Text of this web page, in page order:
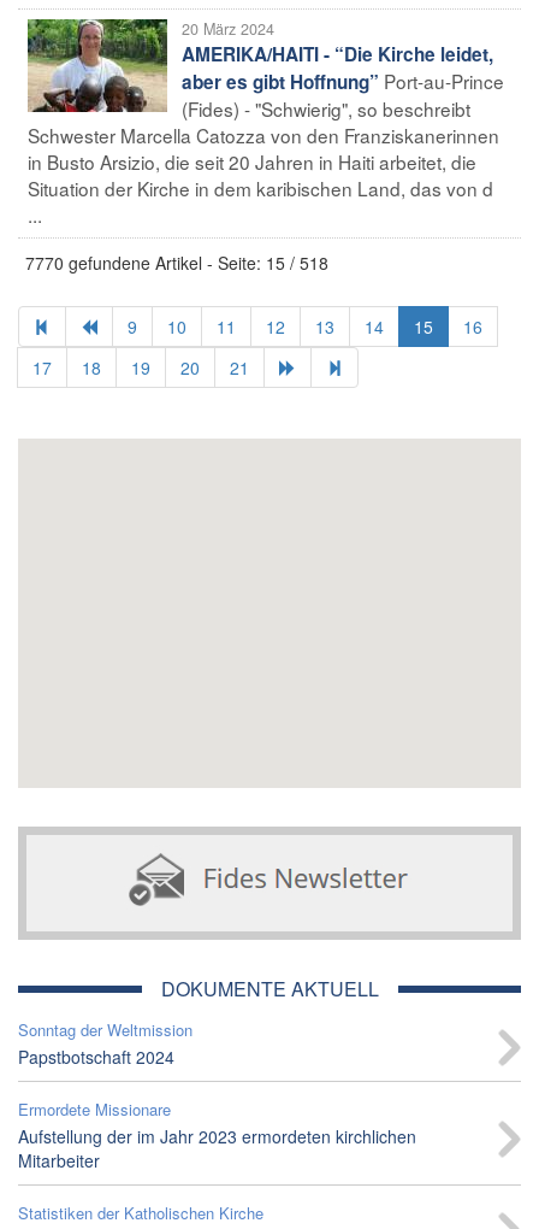
20 März 2024
AMERIKA/HAITI - “Die Kirche leidet,
aber es gibt Hoffnung” Port-au-Prince
(Fides) - "Schwierig", so beschreibt
Schwester Marcella Catozza von den Franziskanerinnen
in Busto Arsizio, die seit 20 Jahren in Haiti arbeitet, die
Situation der Kirche in dem karibischen Land, das von d
...
7770 gefundene Artikel - Seite: 15 / 518
9 10 11 12 13 14 15
16
17
18 19 20 21
DOKUMENTE AKTUELL
Sonntag der Weltmission
Papstbotschaft 2024
Ermordete Missionare
Aufstellung der im Jahr 2023 ermordeten kirchlichen
Mitarbeiter
Statistiken der Katholischen Kirche